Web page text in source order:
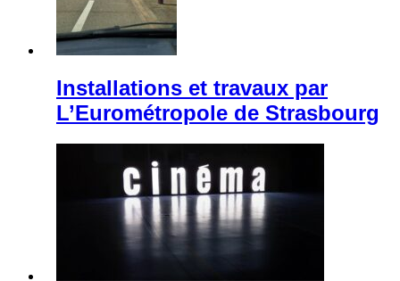
Installations et travaux par
L’Eurométropole de Strasbourg